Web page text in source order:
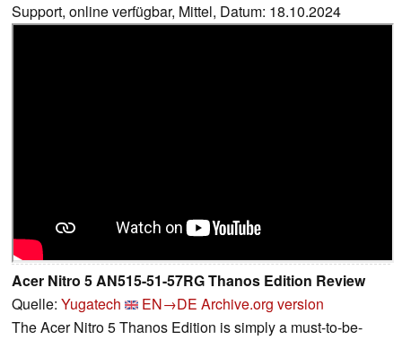
Support, online verfügbar, Mittel, Datum: 18.10.2024
Acer Nitro 5 AN515-51-57RG Thanos Edition Review
Quelle: Yugatech EN→DE Archive.org version
The Acer Nitro 5 Thanos Edition is simply a must-to-be-